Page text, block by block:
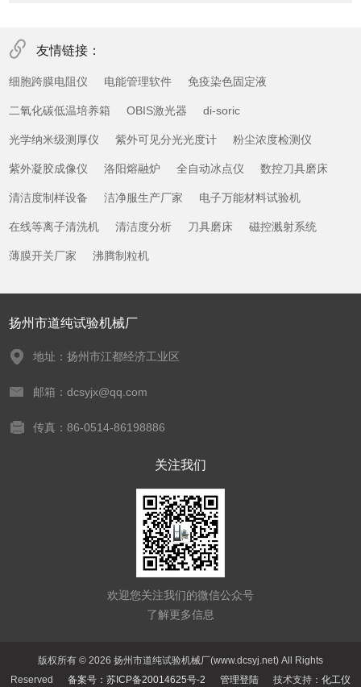
友情链接：
细胞跨膜电阻仪 电能管理软件 免疫染色固定液
二氧化碳低温培养箱 OBIS激光器 di-soric
光学纳米级测厚仪 紫外可见分光光度计 粉尘浓度检测仪
紫外凝胶成像仪 洛阳熔融炉 全自动冰点仪 数控刀具磨床
清洁度制样设备 洁净服生产厂家 电子万能材料试验机
在线等离子清洗机 清洁度分析 刀具磨床 磁控溅射系统
薄膜开关厂家 沸腾制粒机
扬州市道纯试验机械厂
地址：扬州市江都经济工业区
邮箱：dcsyjx@qq.com
传真：86-0514-86198886
关注我们
欢迎您关注我们的微信公众号
了解更多信息
版权所有 © 2026 扬州市道纯试验机械厂(www.dcsyj.net) All Rights
Reserved 备案号：苏ICP备20014625号-2 管理登陆 技术支持： 化工仪